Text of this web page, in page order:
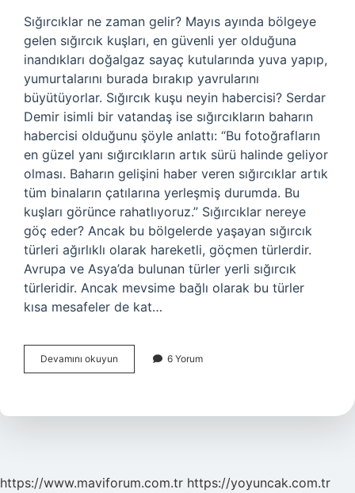
Sığırcıklar ne zaman gelir? Mayıs ayında bölgeye
gelen sığırcık kuşları, en güvenli yer olduğuna
inandıkları doğalgaz sayaç kutularında yuva yapıp,
yumurtalarını burada bırakıp yavrularını
büyütüyorlar. Sığırcık kuşu neyin habercisi? Serdar
Demir isimli bir vatandaş ise sığırcıkların baharın
habercisi olduğunu şöyle anlattı: “Bu fotoğrafların
en güzel yanı sığırcıkların artık sürü halinde geliyor
olması. Baharın gelişini haber veren sığırcıklar artık
tüm binaların çatılarına yerleşmiş durumda. Bu
kuşları görünce rahatlıyoruz.” Sığırcıklar nereye
göç eder? Ancak bu bölgelerde yaşayan sığırcık
türleri ağırlıklı olarak hareketli, göçmen türlerdir.
Avrupa ve Asya’da bulunan türler yerli sığırcık
türleridir. Ancak mevsime bağlı olarak bu türler
kısa mesafeler de kat…
Devamını okuyun
Kuşu
Gelir
6 Yorum
https://www.maviforum.com.tr https://yoyuncak.com.tr